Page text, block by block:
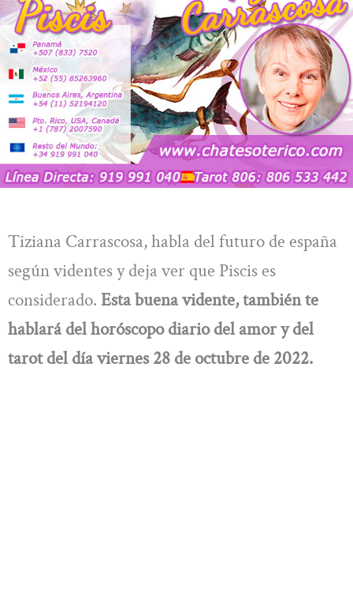
Tiziana Carrascosa, habla del futuro de españa
según videntes y deja ver que Piscis es
considerado. Esta buena vidente, también te
hablará delhoróscopo diario del amor y del
tarot del díaviernes 28 de octubre de 2022.